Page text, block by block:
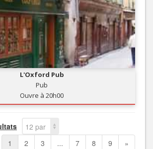
L'Oxford Pub
Pub
Ouvre à 20h00
12 par
page
1 2 3 ... 7 8 9 »